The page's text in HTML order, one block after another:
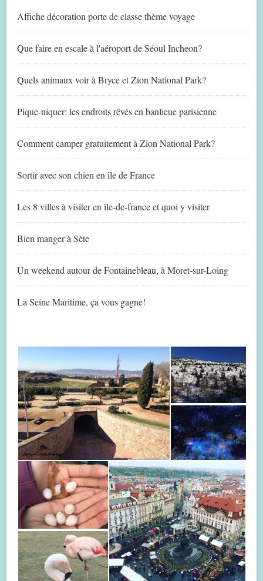
Affiche décoration porte de classe thème voyage
Que faire en escale à l'aéroport de Séoul Incheon?
Quels animaux voir à Bryce et Zion National Park?
Pique-niquer: les endroits rêvés en banlieue parisienne
Comment camper gratuitement à Zion National Park?
Sortir avec son chien en île de France
Les 8 villes à visiter en île-de-france et quoi y visiter
Bien manger à Sète
Un weekend autour de Fontainebleau, à Moret-sur-Loing
La Seine Maritime, ça vous gagne!